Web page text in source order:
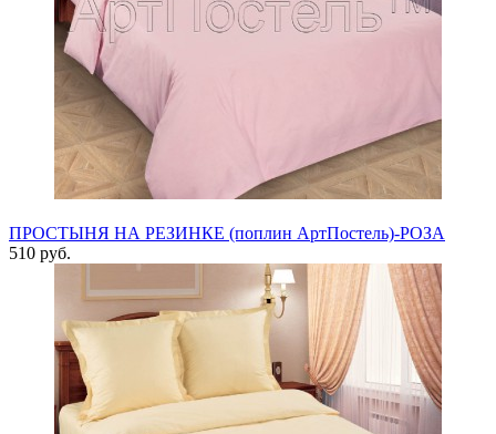
ПРОСТЫНЯ НА РЕЗИНКЕ (поплин АртПостель)-РОЗА
510 руб.